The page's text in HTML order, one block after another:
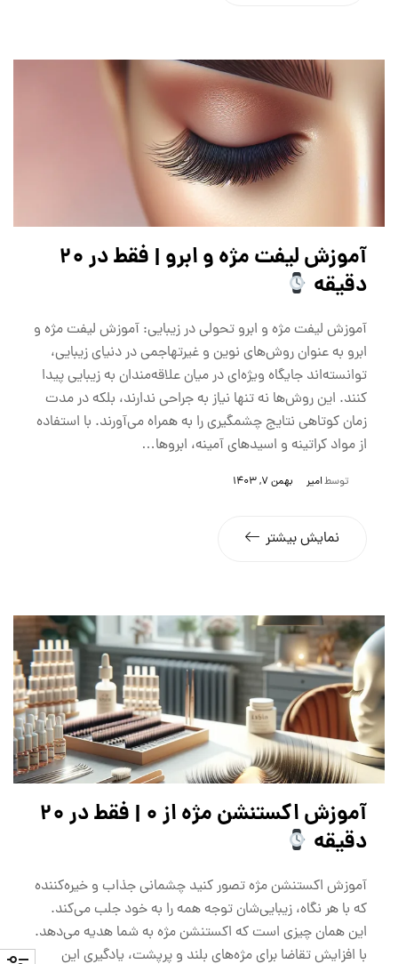
آموزش لیفت مژه و ابرو | فقط در 20
دقیقه
آموزش لیفت مژه و ابرو تحولی در زیبایی: آموزش لیفت مژه و
ابرو به عنوان روش‌های نوین و غیرتهاجمی در دنیای زیبایی،
توانسته‌اند جایگاه ویژه‌ای در میان علاقه‌مندان به زیبایی پیدا
کنند. این روش‌ها نه تنها نیاز به جراحی ندارند، بلکه در مدت
زمان کوتاهی نتایج چشمگیری را به همراه می‌آورند. با استفاده
از مواد کراتینه و اسیدهای آمینه، ابروها…
توسطامیر بهمن 7, 1403
نمایش بیشتر
آموزش اکستنشن مژه از 0 | فقط در 20
دقیقه
آموزش اکستنشن مژه تصور کنید چشمانی جذاب و خیره‌کننده
که با هر نگاه، زیبایی‌شان توجه همه را به خود جلب می‌کند.
این همان چیزی است که اکستنشن مژه به شما هدیه می‌دهد.
با افزایش تقاضا برای مژه‌های بلند و پرپشت، یادگیری این